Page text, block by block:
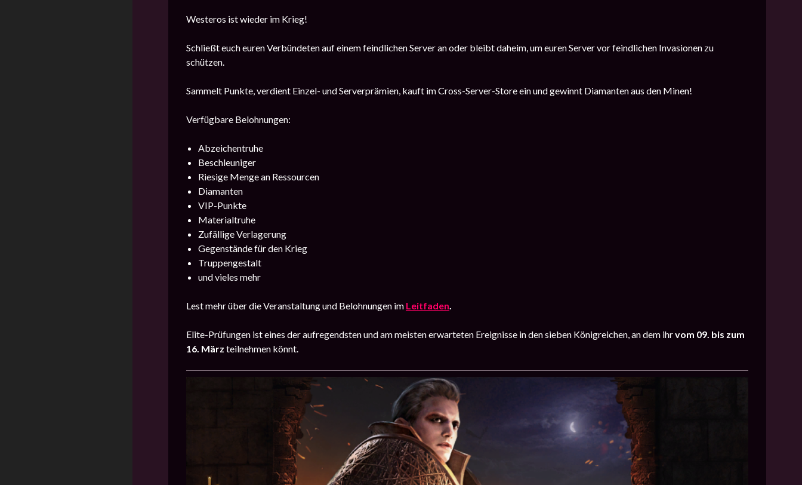
Westeros ist wieder im Krieg!
Schließt euch euren Verbündeten auf einem feindlichen Server an oder bleibt daheim, um euren Server vor feindlichen Invasionen zu
schützen.
Sammelt Punkte, verdient Einzel- und Serverprämien, kauft im Cross-Server-Store ein und gewinnt Diamanten aus den Minen!
Verfügbare Belohnungen:
Abzeichentruhe
Beschleuniger
Riesige Menge an Ressourcen
Diamanten
VIP-Punkte
Materialtruhe
Zufällige Verlagerung
Gegenstände für den Krieg
Truppengestalt
und vieles mehr
Lest mehr über die Veranstaltung und Belohnungen im Leitfaden
Elite-Prüfungen ist eines der aufregendsten und am meisten erwarteten Ereignisse in den sieben Königreichen, an dem ihrvom 09. bis zum
16. März teilnehmen könnt.